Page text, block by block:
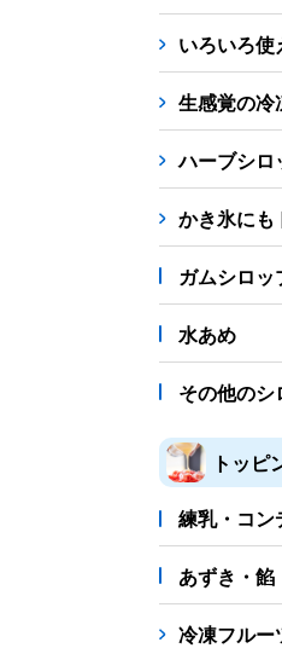
シロップ
備品
蜜かけシャワー
販促
氷旗 のぼり
かき氷書籍
かき氷コレクシ
いろいろ使
生感覚の冷
ハーブシロ
かき氷にも
ガムシロッ
水あめ
その他のシ
トッピ
練乳・コン
あずき・餡
冷凍フルー